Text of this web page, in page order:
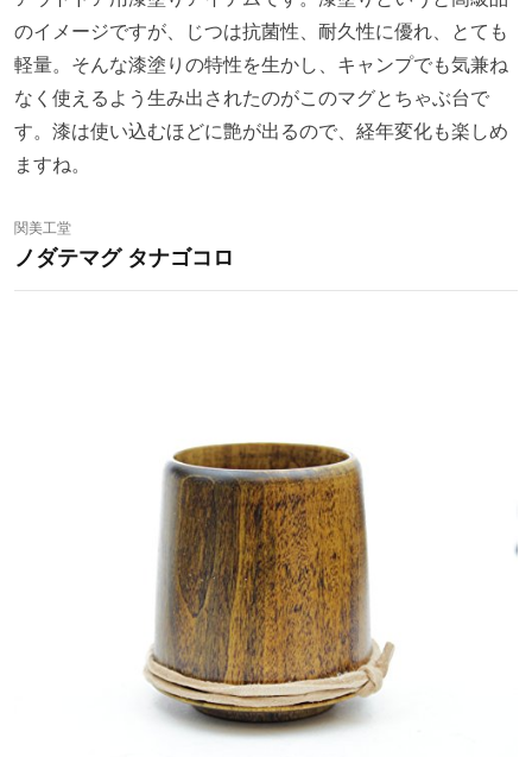
のイメージですが、じつは抗菌性、耐久性に優れ、とても
軽量。そんな漆塗りの特性を生かし、キャンプでも気兼ね
なく使えるよう生み出されたのがこのマグとちゃぶ台で
す。漆は使い込むほどに艶が出るので、経年変化も楽しめ
ますね。
関美工堂
ノダテマグ タナゴコロ